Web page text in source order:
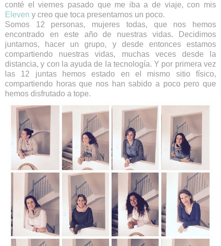
conté el viernes pasado que me iba a de viaje, con mis
Eleven y creo que toca presentarnos un poco.
Somos 12 personas, mujeres todas, que nos hemos
encontrado en este año de nuestras vidas. Decidimos
juntarnos, hacer un grupo, y desde entonces estamos
compartiendo nuestras vidas, muchas veces desde la
distancia, y con la ayuda de la tecnología. Y por primera vez
las 12 juntas hemos estado en el mismo sitio físico,
compartiendo horas que nos han sabido a poco pero que
hemos disfrutado a tope.